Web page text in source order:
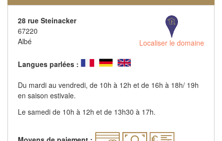
28 rue Steinacker
67220
Albé
Localiser le domaine
Langues parlées :
Du mardi au vendredi, de 10h à 12h et de 16h à 18h/ 19h
en saison estivale.
Le samedi de 10h à 12h et de 13h30 à 17h.